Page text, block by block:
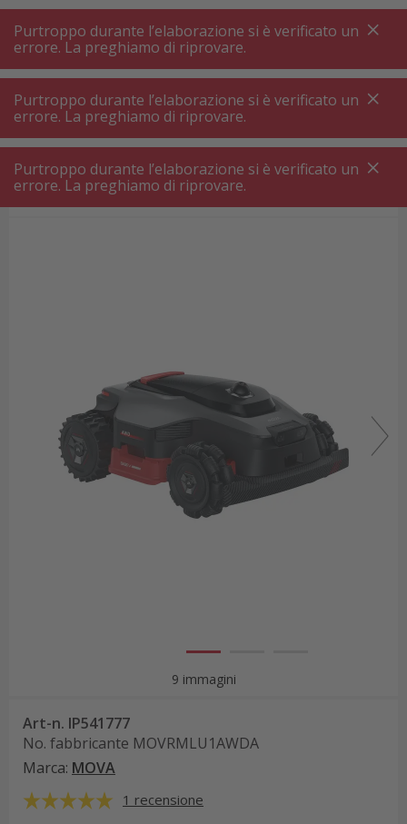
A +++
A+++
A +++
A+++
MyPost
MyPost
MENU RICERCA
Robot tagliaerba
MOVA LiDAX Ultra 1000 AWD Robot rasaerba
MOVA LiDAX Ultra 1000 AWD
Robot rasaerba
9 immagini
Art-n. IP541777
No. fabbricante MOVRMLU1AWDA
Marca: MOVA
1 recensione
Purtroppo durante l’elaborazione si è verificato un
errore. La preghiamo di riprovare.
Purtroppo durante l’elaborazione si è verificato un
errore. La preghiamo di riprovare.
Purtroppo durante l’elaborazione si è verificato un
errore. La preghiamo di riprovare.